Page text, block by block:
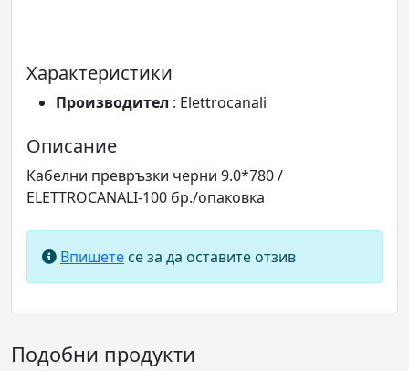
Характеристики
Производител : Elettrocanali
Описание
Кабелни превръзки черни 9.0*780 /
ELETTROCANALI-100 бр./опаковка
Впишете се за да оставите отзив
Подобни продукти